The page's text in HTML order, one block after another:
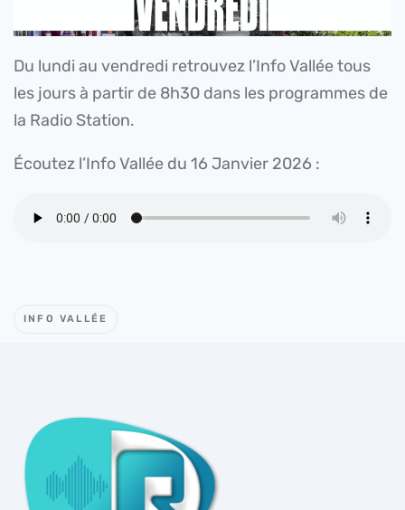
Du lundi au vendredi retrouvez l’Info Vallée tous
les jours à partir de 8h30 dans les programmes de
la Radio Station.
Écoutez l’Info Vallée du 16 Janvier 2026 :
INFO VALLÉE